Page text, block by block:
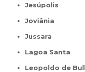
Jesúpolis
Joviânia
Jussara
Lagoa Santa
Leopoldo de